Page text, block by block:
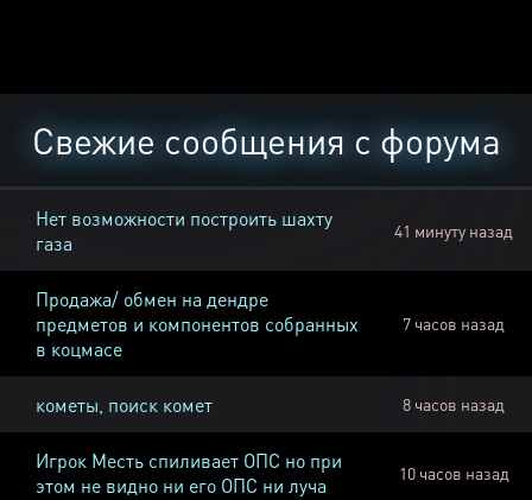
Свежие сообщения с форума
Нет возможности построить шахту
газа
41 минуту назад
Продажа/ обмен на дендре
предметов и компонентов собранных
в коцмасе
7 часов назад
кометы, поиск комет 8 часов назад
Игрок Месть спиливает ОПС но при
этом не видно ни его ОПС ни луча
10 часов назад